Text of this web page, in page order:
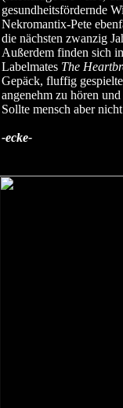
gesundheitsfördernde
Nekromantix-Pete
die nächsten zwanzig
Außerdem finden sich
Labelmates The
Gepäck, fluffig
angenehm zu hören
Sollte mensch aber
-ecke-